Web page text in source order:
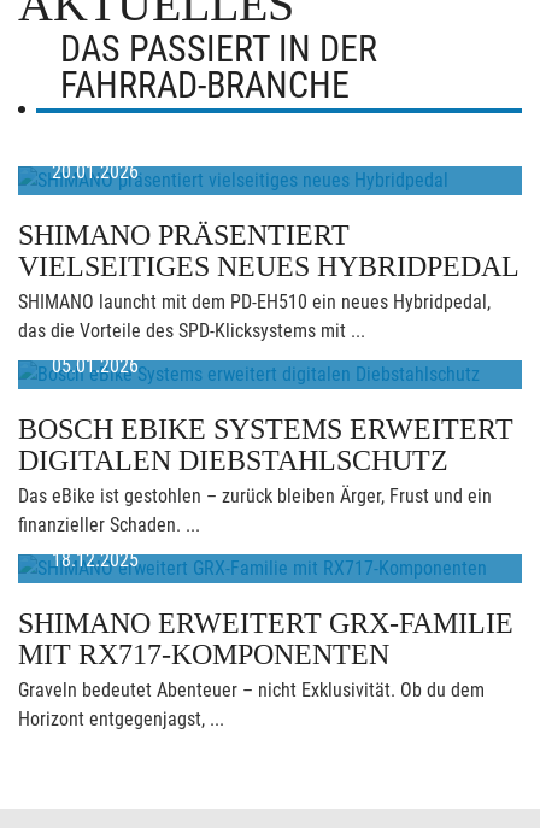
DAS PASSIERT IN DER
FAHRRAD-BRANCHE
20.01.2026
SHIMANO PRÄSENTIERT
VIELSEITIGES NEUES HYBRIDPEDAL
SHIMANO launcht mit dem PD-EH510 ein neues Hybridpedal,
das die Vorteile des SPD-Klicksystems mit ...
05.01.2026
BOSCH EBIKE SYSTEMS ERWEITERT
DIGITALEN DIEBSTAHLSCHUTZ
Das eBike ist gestohlen – zurück bleiben Ärger, Frust und ein
finanzieller Schaden. ...
18.12.2025
SHIMANO ERWEITERT GRX-FAMILIE
MIT RX717-KOMPONENTEN
Graveln bedeutet Abenteuer – nicht Exklusivität. Ob du dem
Horizont entgegenjagst, ...